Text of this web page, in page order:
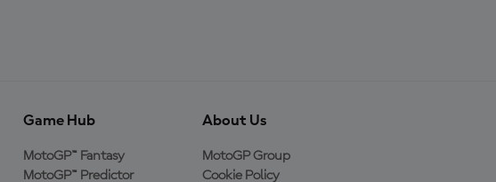
Game Hub
MotoGP™ Fantasy
MotoGP™ Predictor
About Us
MotoGP Group
Cookie Policy